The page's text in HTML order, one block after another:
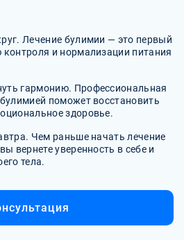
Лечение булимии — это первый
и нормализации питания
гармонию. Профессиональная
поможет восстановить
здоровье.
Чем раньше начать лечение
вернете уверенность в себе и
тела.